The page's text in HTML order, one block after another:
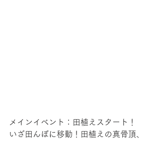
メインイベント：田植えスタート！
いざ田んぼに移動！田植えの真骨頂、